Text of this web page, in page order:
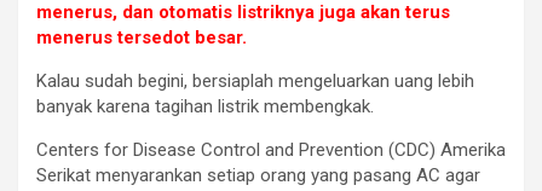
menerus, dan otomatis listriknya juga akan terus
menerus tersedot besar.
Kalau sudah begini, bersiaplah mengeluarkan uang lebih
banyak karena tagihan listrik membengkak.
Centers for Disease Control and Prevention (CDC) Amerika
Serikat menyarankan setiap orang yang pasang AC agar